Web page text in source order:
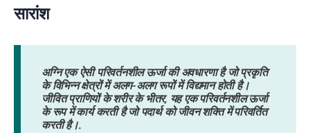
सारांश
अग्नि एक ऐसी परिवर्तनशील ऊर्जा की अवधारणा है जो प्रकृति
के विभिन्न क्षेत्रों में अलग-अलग रूपों में विद्यमान होती है।
जीवित प्राणियों के शरीर के भीतर, यह एक परिवर्तनशील ऊर्जा
के रूप में कार्य करती है जो पदार्थ को जीवन शक्ति में परिवर्तित
करती है।.